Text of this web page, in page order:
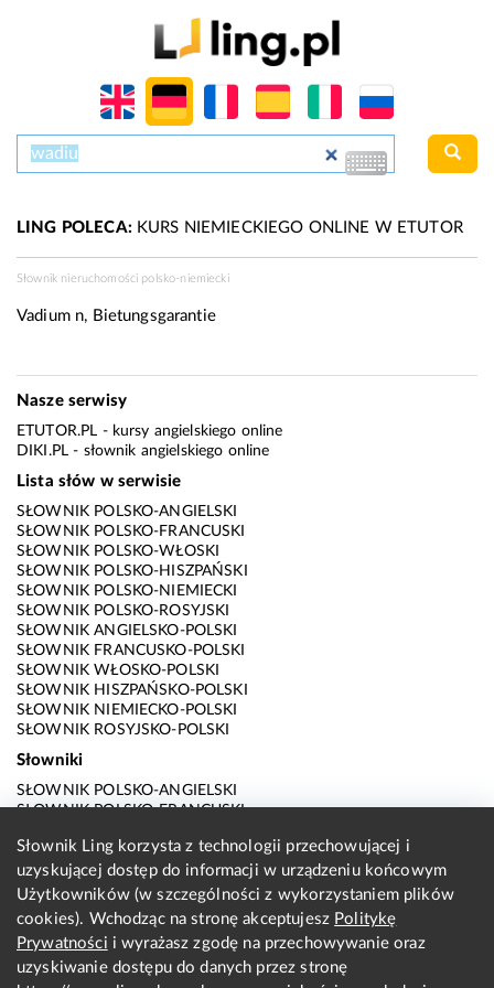
LING POLECA:KURS NIEMIECKIEGO ONLINE W ETUTOR
Słownik nieruchomości polsko-niemiecki
Vadium n, Bietungsgarantie
Nasze serwisy
ETUTOR.PL - kursy angielskiego online
DIKI.PL - słownik angielskiego online
Lista słów w serwisie
SŁOWNIK POLSKO-ANGIELSKI
SŁOWNIK POLSKO-FRANCUSKI
SŁOWNIK POLSKO-WŁOSKI
SŁOWNIK POLSKO-HISZPAŃSKI
SŁOWNIK POLSKO-NIEMIECKI
SŁOWNIK POLSKO-ROSYJSKI
SŁOWNIK ANGIELSKO-POLSKI
SŁOWNIK FRANCUSKO-POLSKI
SŁOWNIK WŁOSKO-POLSKI
SŁOWNIK HISZPAŃSKO-POLSKI
SŁOWNIK NIEMIECKO-POLSKI
SŁOWNIK ROSYJSKO-POLSKI
Słowniki
SŁOWNIK POLSKO-ANGIELSKI
SŁOWNIK POLSKO-FRANCUSKI
SŁOWNIK POLSKO-HISZPAŃSKI
SŁOWNIK POLSKO-NIEMIECKI
SŁOWNIK POLSKO-ROSYJSKI
SŁOWNIK ANGIELSKO-POLSKI
SŁOWNIK FRANCUSKO-POLSKI
SŁOWNIK WŁOSKO-POLSKI
SŁOWNIK HISZPAŃSKO-POLSKI
Słownik Ling korzysta z technologii przechowującej i
uzyskującej dostęp do informacji w urządzeniu końcowym
Użytkowników (w szczególności z wykorzystaniem plików
cookies). Wchodząc na stronę akceptujesz Politykę
Prywatności i wyrażasz zgodę na przechowywanie oraz
uzyskiwanie dostępu do danych przez stronę